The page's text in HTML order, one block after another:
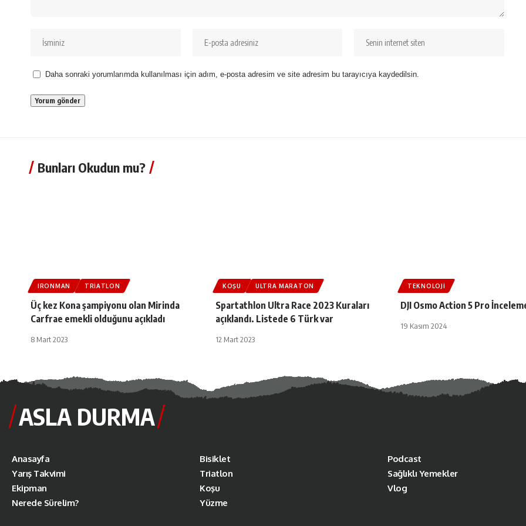
Daha sonraki yorumlarımda kullanılması için adım, e-posta adresim ve site adresim bu tarayıcıya kaydedilsin.
Bunları Okudun mu?
IRONMAN TRIATLON
Üç kez Kona şampiyonu olan Mirinda
Carfrae emekli olduğunu açıkladı
8 Mart 2023
KOŞU ULTRA MARATON
Spartathlon Ultra Race 2023 Kuraları
açıklandı. Listede 6 Türk var
12 Mart 2023
TEKNOLOJI
DJI Osmo Action 5 Pro
19 Kasım 2024
ASLA DURMA
Anasayfa
Yarış Takvimi
Ekipman
Nerede Sürelim?
Bisiklet
Triatlon
Koşu
Yüzme
Podcast
Sağlıklı Yemekler
Vlog